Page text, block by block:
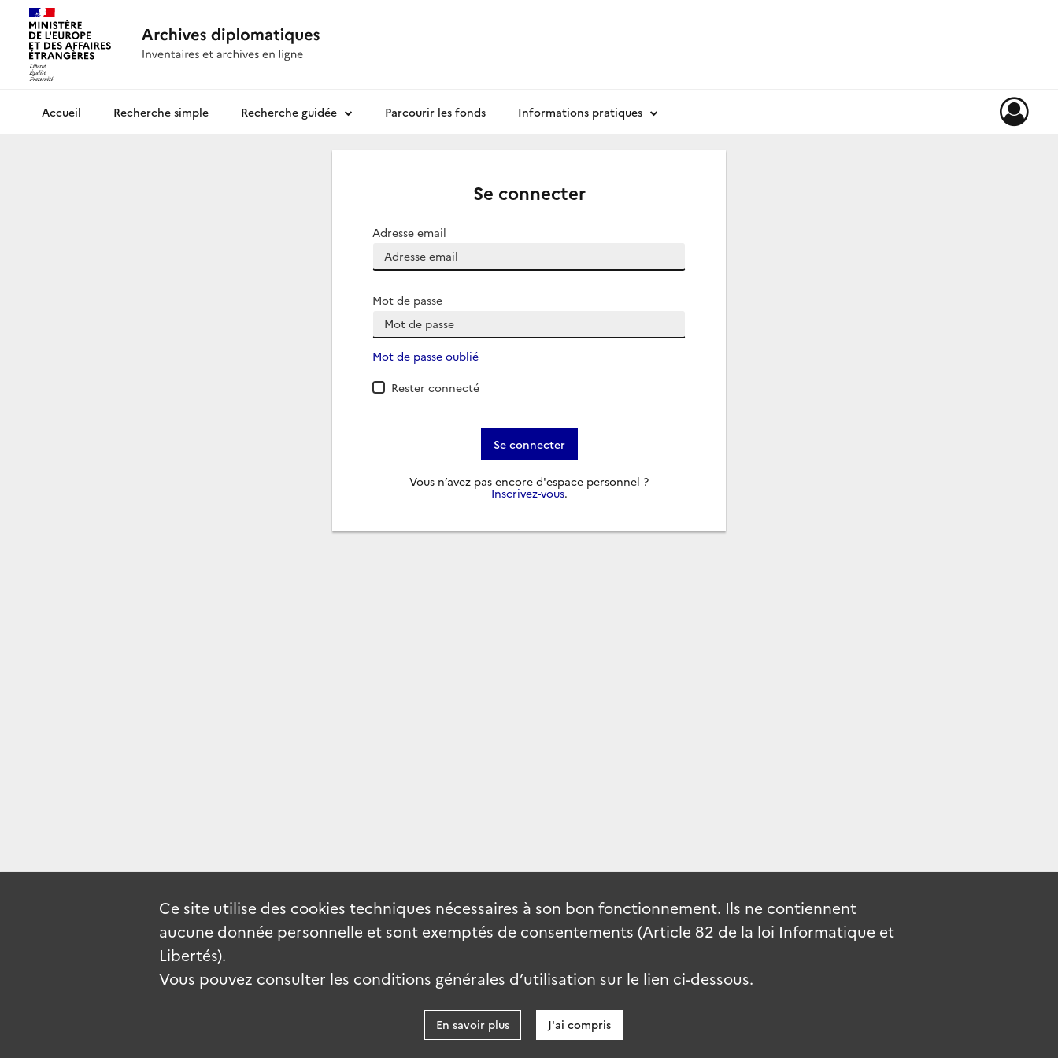
Archives diplomatiquesRecherche simple Recherche guidée Parcourir les fonds Informations pratiques
Se connecter
Adresse email
Mot de passe
Mot de passe oublié
Rester connecté
Se connecter
Vous n’avez pas encore d'espace personnel ?
Inscrivez-vous.
Ce site utilise des cookies techniques nécessaires à son bon fonctionnement. Ils ne contiennent
aucune donnée personnelle et sont exemptés de consentements (Article 82 de la loi Informatique et
Libertés).
Vous pouvez consulter les conditions générales d’utilisation sur le lien ci-dessous.
En savoir plus J'ai compris